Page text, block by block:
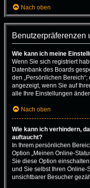
Nach oben
Benutzerpräferenzen
Wie kann ich meine
Wenn Sie sich registriert
Datenbank des Boards
den „Persönlichen
angezeigt, wenn Sie auf
alle Ihre Einstellungen
Nach oben
Wie kann ich verhindern,
auftaucht?
In Ihrem persönlichen
Option „Meinen Online-
Sie diese Option
und Sie selbst Ihren Online-
unsichtbarer Besucher